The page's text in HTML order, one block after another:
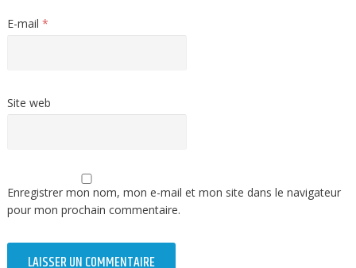
E-mail *
Site web
Enregistrer mon nom, mon e-mail et mon site dans le navigateur
pour mon prochain commentaire.